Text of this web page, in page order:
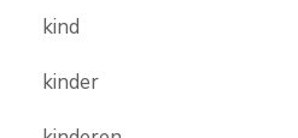
kind
kinder